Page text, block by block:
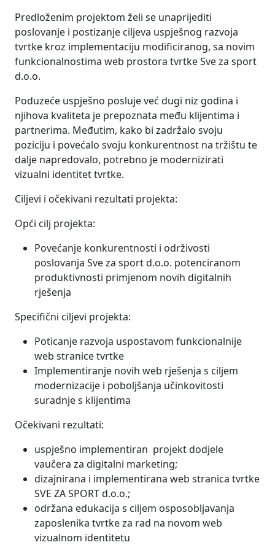
Predloženim projektom želi se unaprijediti
poslovanje i postizanje ciljeva uspješnog razvoja
tvrtke kroz implementaciju modificiranog, sa novim
funkcionalnostima web prostora tvrtke Sve za sport
d.o.o.
Poduzeće uspješno posluje već dugi niz godina i
njihova kvaliteta je prepoznata među klijentima i
partnerima. Međutim, kako bi zadržalo svoju
poziciju i povećalo svoju konkurentnost na tržištu te
dalje napredovalo, potrebno je modernizirati
vizualni identitet tvrtke.
Ciljevi i očekivani rezultati projekta:
Opći cilj projekta:
Povećanje konkurentnosti i održivosti
poslovanja Sve za sport d.o.o. potenciranom
produktivnosti primjenom novih digitalnih
rješenja
Specifični ciljevi projekta:
Poticanje razvoja uspostavom funkcionalnije
web stranice tvrtke
Implementiranje novih web rješenja s ciljem
modernizacije i poboljšanja učinkovitosti
suradnje s klijentima
Očekivani rezultati:
uspješno implementiran projekt dodjele
vaučera za digitalni marketing;
dizajnirana i implementirana web stranica tvrtke
SVE ZA SPORT d.o.o.;
održana edukacija s ciljem osposobljavanja
zaposlenika tvrtke za rad na novom web
vizualnom identitetu